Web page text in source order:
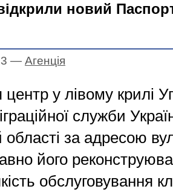
новий
— Агенцiя
у лівому крилі
служби
області за адресою
його
обслуговування